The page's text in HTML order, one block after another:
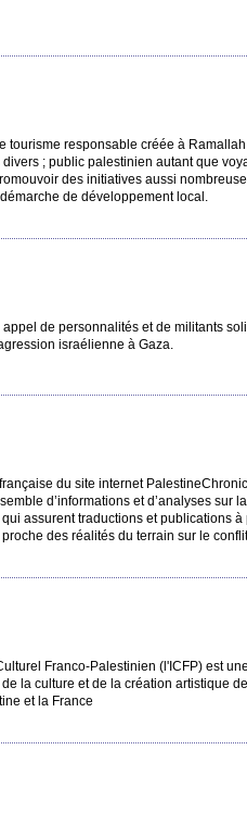
tourisme responsable créée à
; public palestinien autant que
des initiatives aussi
de développement local.
de personnalités et de militants
israélienne à Gaza.
du site internet
d’informations et d’analyses sur
assurent traductions et publications
des réalités du terrain sur le
Franco-Palestinien (l'ICFP) est
la culture et de la création artistique
et la France